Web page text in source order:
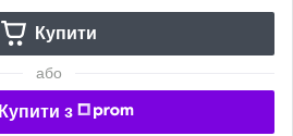
Купити
або
Купити з